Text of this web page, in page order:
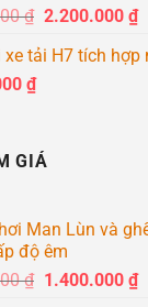
₫ Giá
là:
2.200.000 ₫
xe tải H7 tích hợp
₫
GIÁ
Man Lùn và
độ êm
₫ Giá
1.400.000 ₫